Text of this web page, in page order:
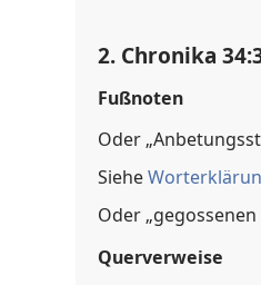
2. Chronika
Fußnoten
Oder
Siehe
Oder „gegossenen
Querverweise